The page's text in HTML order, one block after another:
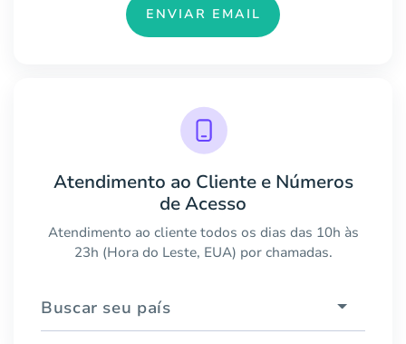
ENVIAR EMAIL
Atendimento ao Cliente e Números
de Acesso
Atendimento ao cliente todos os dias das 10h às
23h (Hora do Leste, EUA) por chamadas.
Buscar seu país